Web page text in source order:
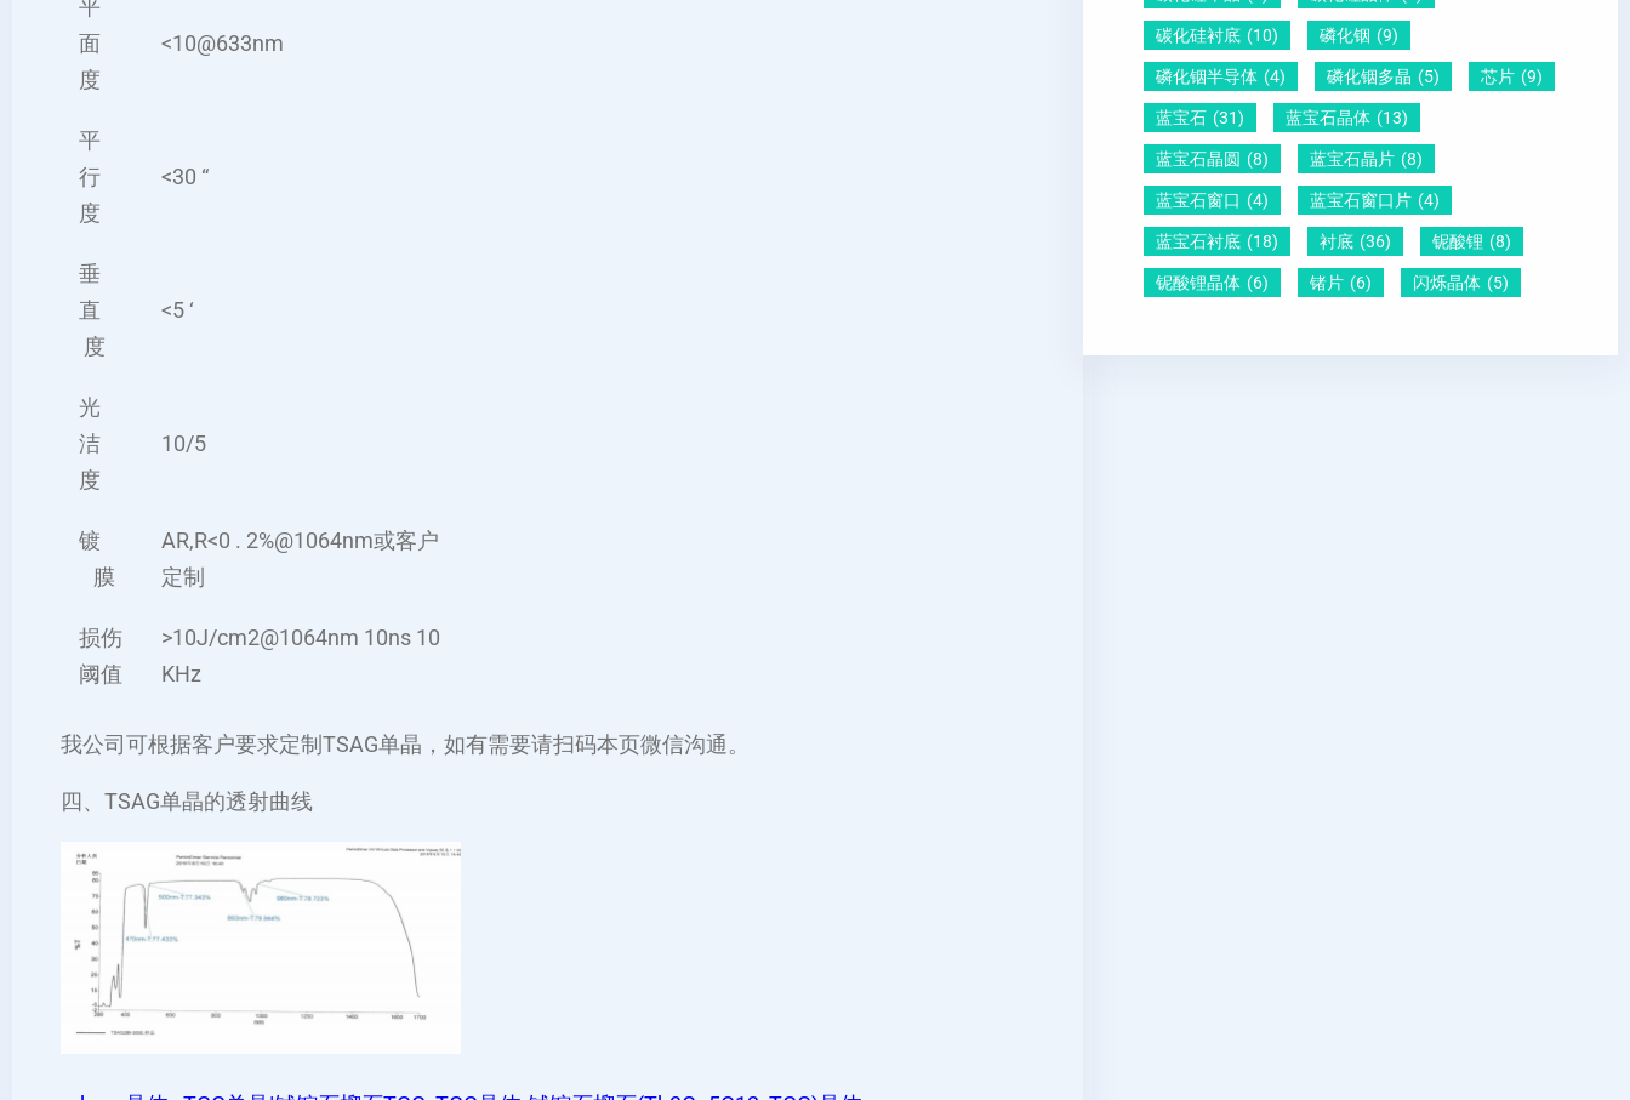
平
面
度
<10@633nm
平
行
度
<30 “
垂
直
度
<5 ‘
光
洁
度
10/5
镀
膜
AR,R<0 . 2%@1064nm或客户
定制
损伤
阈值
>10J/cm2@1064nm 10ns 10
KHz
我公司可根据客户要求定制TSAG单晶，如有需要请扫码本页微信沟通。
四、TSAG单晶的透射曲线
碳化硅衬底 (10) 磷化铟 (9)
磷化铟半导体 (4) 磷化铟多晶 (5) 芯片 (9)
蓝宝石 (31) 蓝宝石晶体 (13)
蓝宝石晶圆 (8) 蓝宝石晶片 (8)
蓝宝石窗口 (4) 蓝宝石窗口片 (4)
蓝宝石衬底 (18) 衬底 (36) 铌酸锂 (8)
铌酸锂晶体 (6) 锗片 (6) 闪烁晶体 (5)